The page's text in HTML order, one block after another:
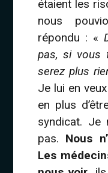
étaient les
nous
répondu : «
pas, si vous
serez plus
Je lui en
en plus
syndicat. Je
pas. Nous
Les